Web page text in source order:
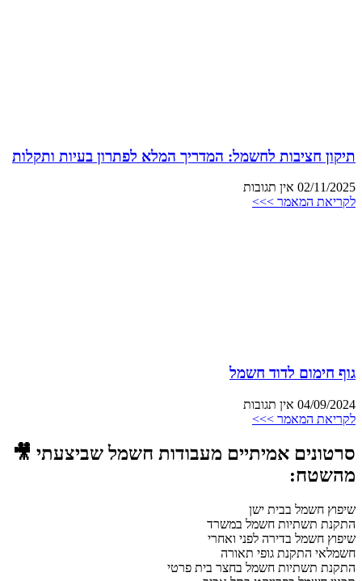
תיקון חציבות לחשמל: המדריך המלא לפתרון בעיות ותקלות
02/11/2025 אין תגובות
לקריאת המאמר >>>
גוף חימום לדוד חשמל
04/09/2024 אין תגובות
לקריאת המאמר >>>
סרטונים אמיתיים מעבודות חשמל שביצעתי 🎥
מהשטח:
שיפוץ חשמל בבית ישן
התקנת תשתיות חשמל במשרד
שיפוץ חשמל בדירה לפני ואחרי
חשמלאי התקנת גופי תאורה
התקנת תשתיות חשמל בחצר בית פרטי